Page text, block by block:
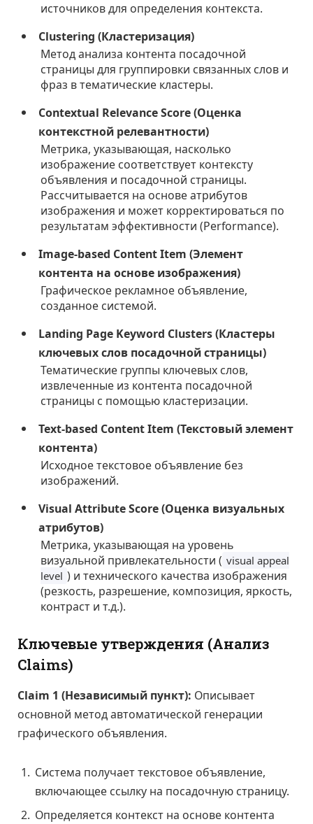
источников для определения контекста.
Clustering (Кластеризация)
Метод анализа контента посадочной
страницы для группировки связанных слов и
фраз в тематические кластеры.
Contextual Relevance Score (Оценка
контекстной релевантности)
Метрика, указывающая, насколько
изображение соответствует контексту
объявления и посадочной страницы.
Рассчитывается на основе атрибутов
изображения и может корректироваться по
результатам эффективности (Performance).
Image-based Content Item (Элемент
контента на основе изображения)
Графическое рекламное объявление,
созданное системой.
Landing Page Keyword Clusters (Кластеры
ключевых слов посадочной страницы)
Тематические группы ключевых слов,
извлеченные из контента посадочной
страницы с помощью кластеризации.
Text-based Content Item (Текстовый элемент
контента)
Исходное текстовое объявление без
изображений.
Visual Attribute Score (Оценка визуальных
атрибутов)
Метрика, указывающая на уровень
визуальной привлекательности ( visual appeal
level ) и технического качества изображения
(резкость, разрешение, композиция, яркость,
контраст и т.д.).
Ключевые утверждения (Анализ
Claims)
Claim 1 (Независимый пункт): Описывает
основной метод автоматической генерации
графического объявления.
Система получает текстовое объявление,
включающее ссылку на посадочную страницу.
Определяется контекст на основе контента